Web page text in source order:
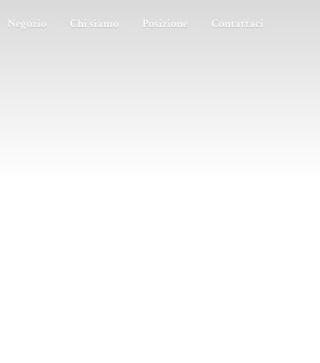
Negozio Chi siamo Posizione Contattaci